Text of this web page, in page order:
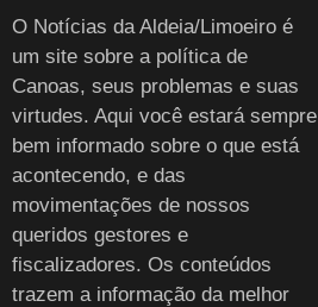
O Notícias da Aldeia/Limoeiro é
um site sobre a política de
Canoas, seus problemas e suas
virtudes. Aqui você estará sempre
bem informado sobre o que está
acontecendo, e das
movimentações de nossos
queridos gestores e
fiscalizadores. Os conteúdos
trazem a informação da melhor